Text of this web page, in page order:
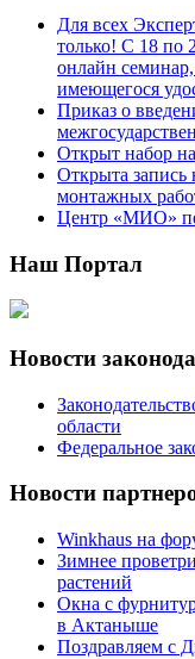
Для всех
только! С 18 по
онлайн
имеющегося
Приказ о
Открыт набор
Открыта запись
монтажных
Центр «МИО»
Наш Портал
Новости
области
Федеральное
Новости
Winkhaus на
Зимнее
растений
Окна с
в Актаныше
Поздравляем с